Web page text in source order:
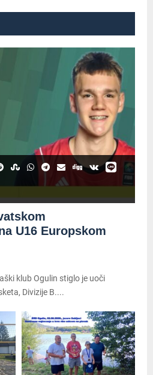
U16 Europskom
klub Ogulin stiglo je uoči
Divizije B....